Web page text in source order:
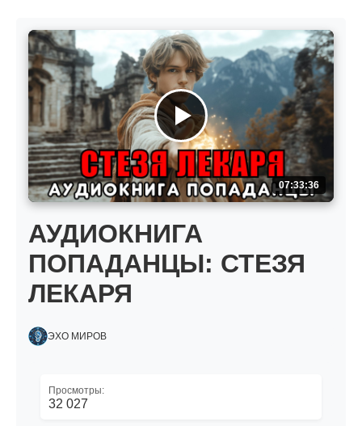
07:33:36
АУДИОКНИГА
ПОПАДАНЦЫ: СТЕЗЯ
ЛЕКАРЯ
ЭХО МИРОВ
Просмотры:
32 027